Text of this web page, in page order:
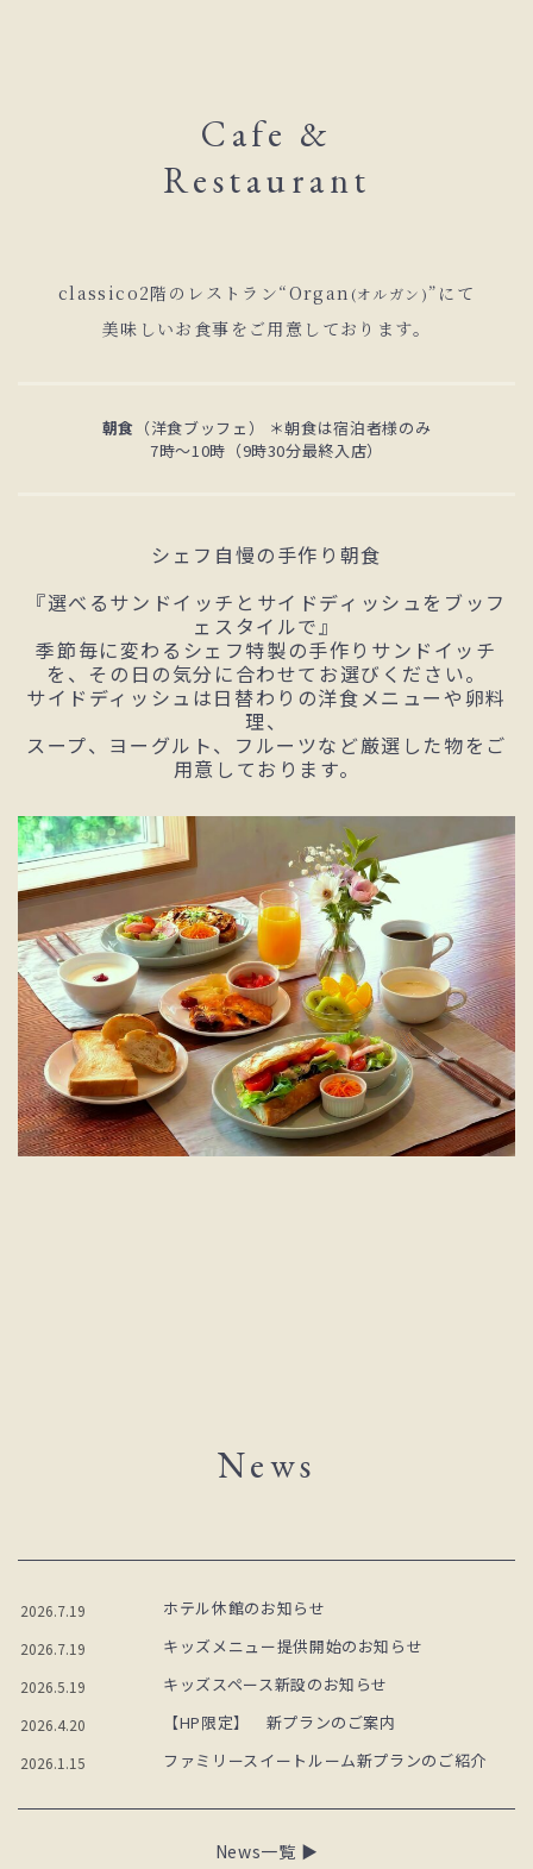
Cafe &
Restaurant
classico2階のレストラン“Organ (オルガン)”にて
美味しいお食事をご用意しております。
朝食 （洋食ブッフェ） ＊朝食は宿泊者様のみ
7時～10時（9時30分最終入店）
シェフ自慢の手作り朝食
『選べるサンドイッチとサイドディッシュをブッフ
ェスタイルで』
季節毎に変わるシェフ特製の手作りサンドイッチ
を、その日の気分に合わせてお選びください。
サイドディッシュは日替わりの洋食メニューや卵料
理、
スープ、ヨーグルト、フルーツなど厳選した物をご
用意しております。
News
ホテル休館のお知らせ
2026.7.19
キッズメニュー提供開始のお知らせ
2026.7.19
キッズスペース新設のお知らせ
2026.5.19
【HP限定】 新プランのご案内
2026.4.20
ファミリースイートルーム新プランのご紹介
2026.1.15
News一覧 ▶